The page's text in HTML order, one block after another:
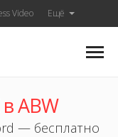
Video Ещё
ABW
— бесплатно